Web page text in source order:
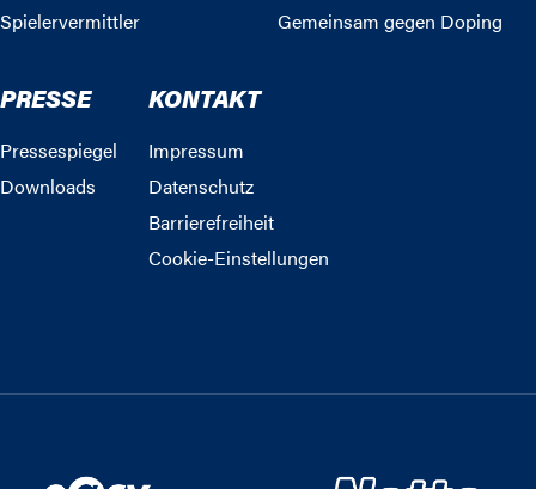
Spielervermittler
Gemeinsam gegen Doping
PRESSE
Pressespiegel
Downloads
KONTAKT
Impressum
Datenschutz
Barrierefreiheit
Cookie-Einstellungen